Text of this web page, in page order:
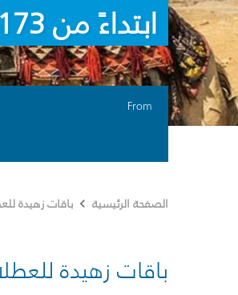
ابتداءً من 173 BHD
From
الصفحة الرئيسية باقات زهيدة
باقات زهيدة